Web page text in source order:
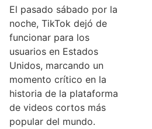
El pasado sábado por la
noche, TikTok dejó de
funcionar para los
usuarios en Estados
Unidos, marcando un
momento crítico en la
historia de la plataforma
de videos cortos más
popular del mundo.